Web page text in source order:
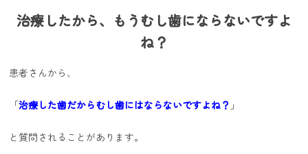
治療したから、もうむし歯にならないですよ
ね？
患者さんから、
「治療した歯だからむし歯にはならないですよね？ 」
と質問されることがあります。